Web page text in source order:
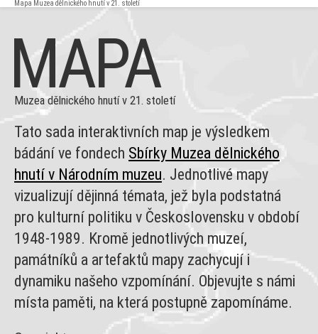
Mapa Muzea dělnického hnutí v 21. století
MAPA
Muzea dělnického hnutí v 21. století
Tato sada interaktivních map je výsledkem
bádání ve fondech Sbírky Muzea dělnického
hnutí v Národním muzeu. Jednotlivé mapy
vizualizují dějinná témata, jež byla podstatná
pro kulturní politiku v Československu v období
1948-1989. Kromě jednotlivých muzeí,
památníků a artefaktů mapy zachycují i
dynamiku našeho vzpomínání. Objevujte s námi
místa paměti, na která postupně zapomínáme.